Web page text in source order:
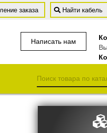
заказа Найти кабель
Написать нам